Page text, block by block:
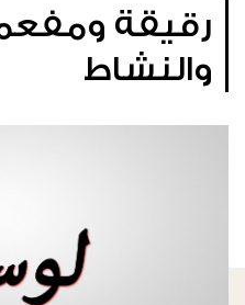
رقيقة
والنشاط